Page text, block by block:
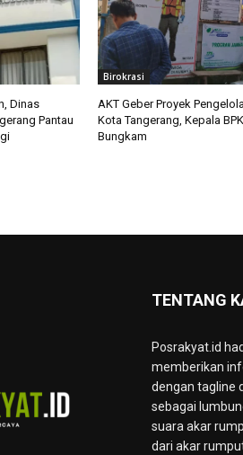
Dinas
Pantau
Birokrasi
AKT Geber Proyek
Kota Tangerang, Kepala
Bungkam
TENTANG
Posrakyat.id
memberikan
dengan tagline
sebagai
suara akar
dari akar